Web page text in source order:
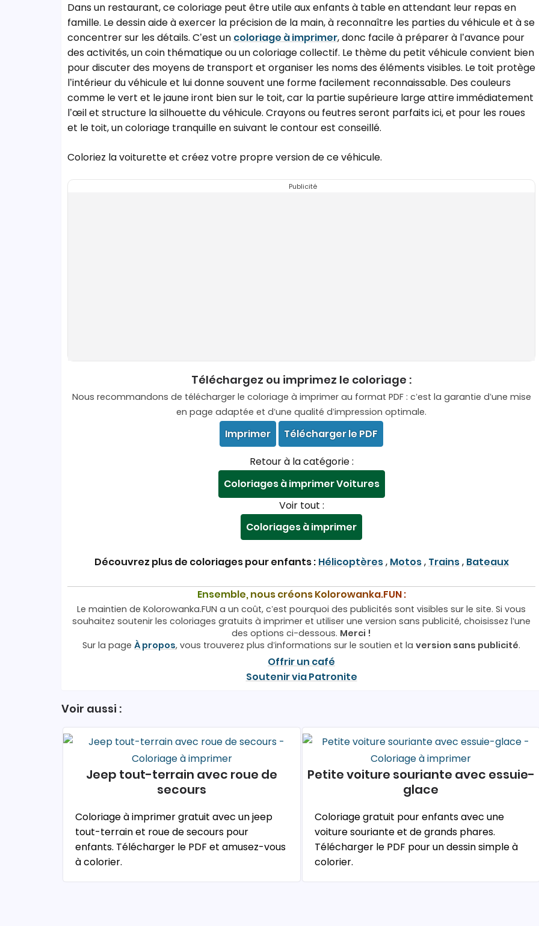
Dans un restaurant, ce coloriage peut être utile aux enfants à table en attendant leur repas en
famille. Le dessin aide à exercer la précision de la main, à reconnaître les parties du véhicule et à se
concentrer sur les détails. C’est un coloriage à imprimer, donc facile à préparer à l’avance pour
des activités, un coin thématique ou un coloriage collectif. Le thème du petit véhicule convient bien
pour discuter des moyens de transport et organiser les noms des éléments visibles. Le toit protège
l’intérieur du véhicule et lui donne souvent une forme facilement reconnaissable. Des couleurs
comme le vert et le jaune iront bien sur le toit, car la partie supérieure large attire immédiatement
l’œil et structure la silhouette du véhicule. Crayons ou feutres seront parfaits ici, et pour les roues
et le toit, un coloriage tranquille en suivant le contour est conseillé.
Coloriez la voiturette et créez votre propre version de ce véhicule.
Publicité
Téléchargez ou imprimez le coloriage :
Nous recommandons de télécharger le coloriage à imprimer au format PDF : c’est la garantie d’une mise
en page adaptée et d’une qualité d’impression optimale.
Imprimer
Télécharger le PDF
Retour à la catégorie :
Coloriages à imprimer Voitures
Voir tout :
Coloriages à imprimer
Découvrez plus de coloriages pour enfants : Hélicoptères, Motos, Trains, Bateaux
Ensemble, nous créons Kolorowanka.FUN :
Le maintien de Kolorowanka.FUN a un coût, c’est pourquoi des publicités sont visibles sur le site. Si vous
souhaitez soutenir les coloriages gratuits à imprimer et utiliser une version sans publicité, choisissez l’une
des options ci-dessous. Merci !
Sur la page À propos, vous trouverez plus d’informations sur le soutien et la version sans publicité.
Offrir un café
Soutenir via Patronite
Voir aussi :
Jeep tout-terrain avec roue de
secours
Coloriage à imprimer gratuit avec un jeep
tout-terrain et roue de secours pour
enfants. Télécharger le PDF et amusez-vous
à colorier.
Petite voiture souriante avec essuie-
glace
Coloriage gratuit pour enfants avec une
voiture souriante et de grands phares.
Télécharger le PDF pour un dessin simple à
colorier.